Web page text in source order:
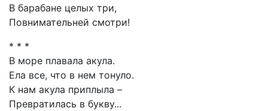
В барабане целых три,
Повнимательней смотри!
* * *
В море плавала акула.
Ела все, что в нем тонуло.
К нам акула приплыла –
Превратилась в букву...